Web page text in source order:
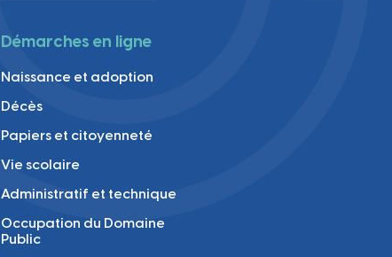
Démarches en ligne
Naissance et adoption
Décès
Papiers et citoyenneté
Vie scolaire
Administratif et technique
Occupation du Domaine
Public